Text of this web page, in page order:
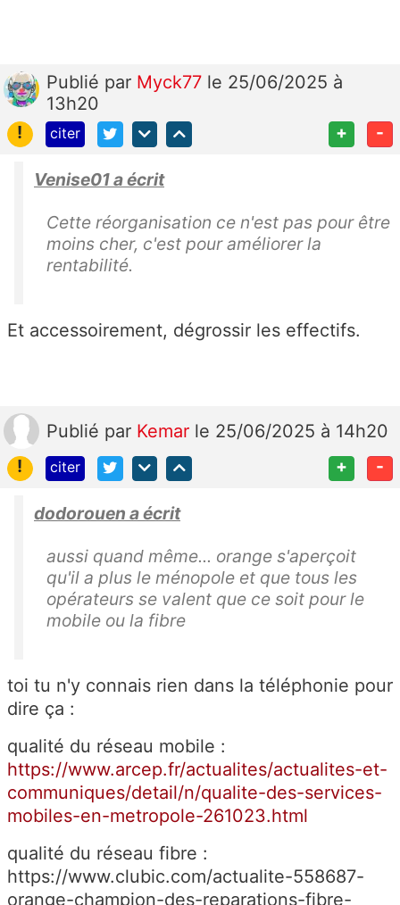
Publié par Myck77 le 25/06/2025 à
13h20
!
citer + -
Venise01 a écrit
Cette réorganisation ce n'est pas pour être
moins cher, c'est pour améliorer la
rentabilité.
Et accessoirement, dégrossir les effectifs.
Publié par Kemar le 25/06/2025 à 14h20
!
citer + -
dodorouen a écrit
aussi quand même... orange s'aperçoit
qu'il a plus le ménopole et que tous les
opérateurs se valent que ce soit pour le
mobile ou la fibre
toi tu n'y connais rien dans la téléphonie pour
dire ça :
qualité du réseau mobile :
https://www.arcep.fr/actualites/actualites-et-
communiques/detail/n/qualite-des-services-
mobiles-en-metropole-261023.html
qualité du réseau fibre :
https://www.clubic.com/actualite-558687-
orange-champion-des-reparations-fibre-